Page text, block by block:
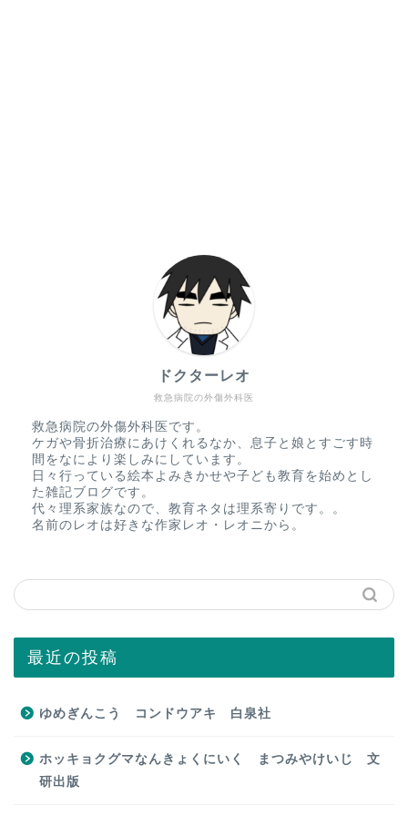
救急病院の外傷外科医
ドクターレオ
救急病院の外傷外科医です。
ケガや骨折治療にあけくれるなか、息子と娘とすごす時
間をなにより楽しみにしています。
日々行っている絵本よみきかせや子ども教育を始めとし
た雑記ブログです。
代々理系家族なので、教育ネタは理系寄りです。。
名前のレオは好きな作家レオ・レオニから。
最近の投稿
ゆめぎんこう コンドウアキ 白泉社
ホッキョクグマなんきょくにいく まつみやけいじ 文
研出版